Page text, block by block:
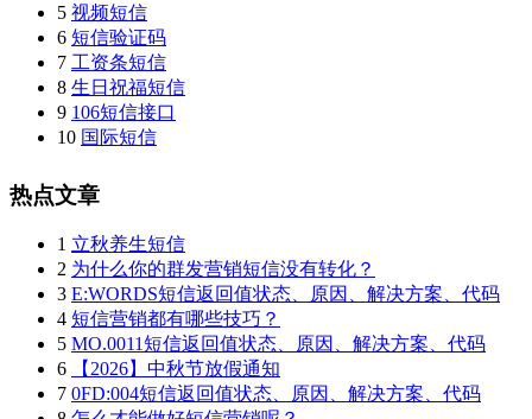
5 视频短信
6 短信验证码
7 工资条短信
8 生日祝福短信
9 106短信接口
10 国际短信
热点文章
1 立秋养生短信
2 为什么你的群发营销短信没有转化？
3 E:WORDS短信返回值状态、原因、解决方案、代码
4 短信营销都有哪些技巧？
5 MO.0011短信返回值状态、原因、解决方案、代码
6
【2026】中秋节放假通知
7 0FD:004短信返回值状态、原因、解决方案、代码